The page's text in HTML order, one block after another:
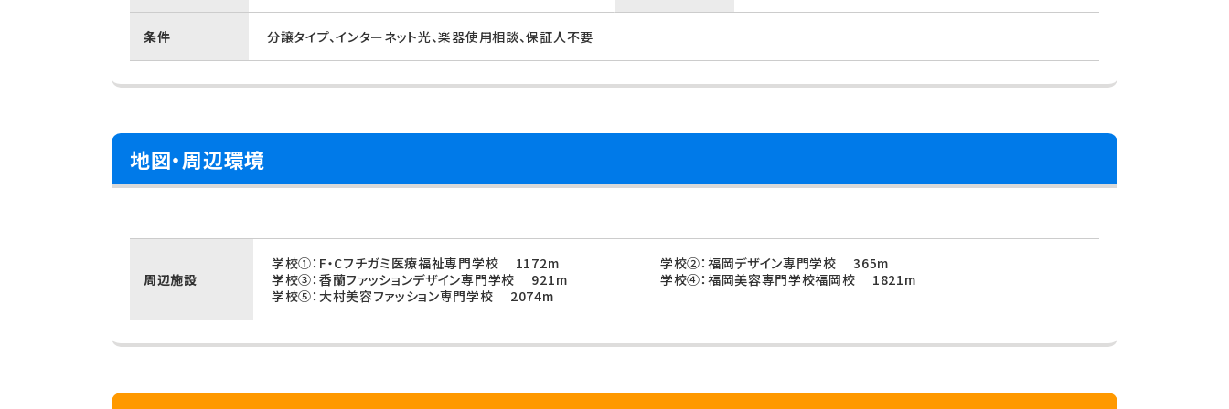
条件 分譲タイプ、インターネット光、楽器使用相談、保証人不要
地図・周辺環境
周辺施設
学校①：F・Cフチガミ医療福祉専門学校 1172m
学校②：福岡デザイン専門学校 365m
学校③：香蘭ファッションデザイン専門学校 921m
学校④：福岡美容専門学校福岡校 1821m
学校⑤：大村美容ファッション専門学校 2074m